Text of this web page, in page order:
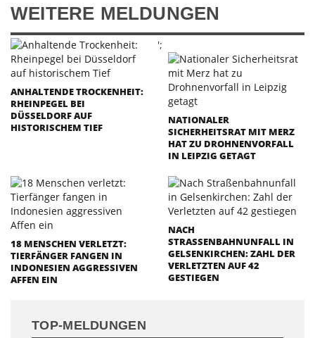
WEITERE MELDUNGEN
';
ANHALTENDE TROCKENHEIT:
RHEINPEGEL BEI
DÜSSELDORF AUF
HISTORISCHEM TIEF
NATIONALER
SICHERHEITSRAT MIT MERZ
HAT ZU DROHNENVORFALL
IN LEIPZIG GETAGT
18 MENSCHEN VERLETZT:
TIERFÄNGER FANGEN IN
INDONESIEN AGGRESSIVEN
AFFEN EIN
NACH
STRASSENBAHNUNFALL IN G
ELSENKIRCHEN: ZAHL DER V
ERLETZTEN AUF 42 G
ESTIEGEN
TOP-MELDUNGEN